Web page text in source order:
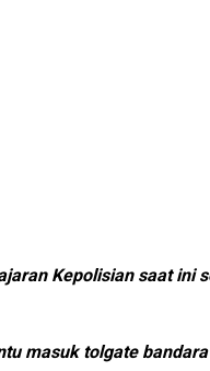
Kepolisian saat
masuk tolgate